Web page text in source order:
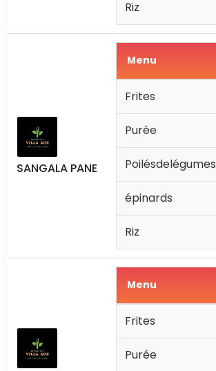
Riz
SANGALA PANE
Menu
Frites
Purée
Poilésdelégumes
épinards
Riz
Menu
Frites
Purée